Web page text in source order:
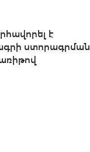
է
ստորագրման